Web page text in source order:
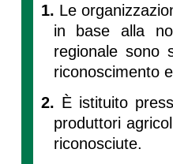
1. Le
in base alla
regionale sono
riconoscimento
2. È istituito
produttori
riconosciute.